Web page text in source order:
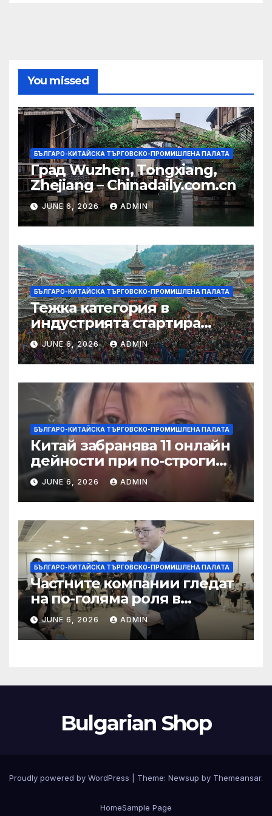
You missed
БЪЛГАРО-КИТАЙСКА ТЪРГОВСКО-ПРОМИШЛЕНА ПАЛАТА
Град Wuzhen, Tongxiang,
Zhejiang – Chinadaily.com.cn
JUNE 6, 2026 ADMIN
БЪЛГАРО-КИТАЙСКА ТЪРГОВСКО-ПРОМИШЛЕНА ПАЛАТА
Тежка категория в
индустрията стартира
алианс за космическа
слънчева енергия
JUNE 6, 2026 ADMIN
БЪЛГАРО-КИТАЙСКА ТЪРГОВСКО-ПРОМИШЛЕНА ПАЛАТА
Китай забранява 11 онлайн
дейности при по-строги
правила за ограничаване на
слуховете и
кибернасилниците
JUNE 6, 2026 ADMIN
БЪЛГАРО-КИТАЙСКА ТЪРГОВСКО-ПРОМИШЛЕНА ПАЛАТА
Частните компании гледат
на по-голяма роля в
стратегическата
енергетика
JUNE 6, 2026 ADMIN
Bulgarian Shop
Proudly powered by WordPress Theme: Newsup by Themeansar.
HomeSample Page